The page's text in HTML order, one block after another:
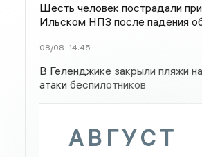
Шесть человек пострадали
Ильском НПЗ после падения
08/08 14:45
В Геленджике закрыли пляжи
атаки беспилотников
АВГУСТ